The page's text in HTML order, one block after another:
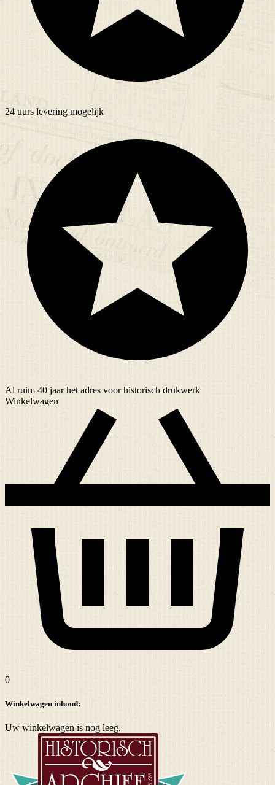
24 uurs levering mogelijk
Al ruim 40 jaarhet adres voor historisch drukwerk
Winkelwagen
0
Winkelwagen inhoud:
Uw winkelwagen is nog leeg.